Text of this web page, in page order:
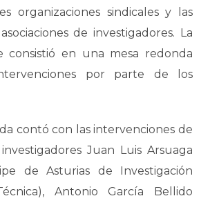
organizaciones sindicales y las
de investigadores. La
consistió en una mesa redonda
por parte de los
contó con las intervenciones de
Juan Luis Arsuaga
de Asturias de Investigación
Antonio García Bellido